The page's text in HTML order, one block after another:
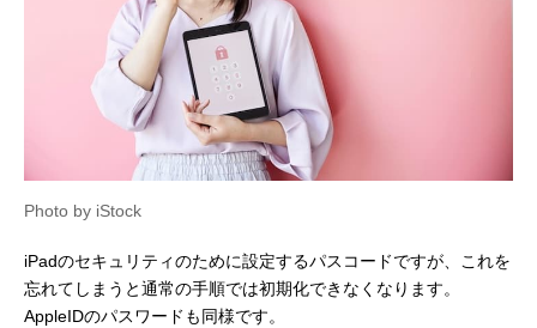
Photo by iStock
iPadのセキュリティのために設定するパスコードですが、これを
忘れてしまうと通常の手順では初期化できなくなります。
AppleIDのパスワードも同様です。